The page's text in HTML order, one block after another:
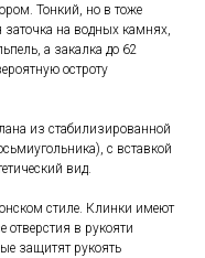
Тонкий, но в тоже
на водных камнях,
а закалка до 62
остроту
из стабилизированной
с вставкой
вид.
стиле. Клинки имеют
отверстия в рукояти
защитят рукоять